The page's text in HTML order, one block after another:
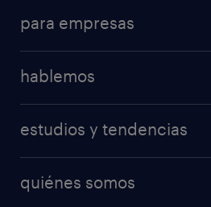
para empresas
hablemos
estudios y tendencias
quiénes somos